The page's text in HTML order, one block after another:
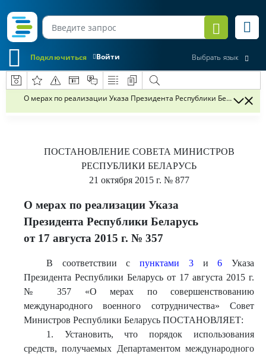
Войти
Подключиться Выбрать язык
О мерах по реализации Указа Президента Республики Беларусь от
ПОСТАНОВЛЕНИЕ СОВЕТА МИНИСТРОВ
РЕСПУБЛИКИ БЕЛАРУСЬ
21 октября 2015 г. № 877
О мерах по реализации Указа
Президента Республики Беларусь
от 17 августа 2015 г. № 357
В соответствии спунктами 3и6 Указа
Президента Республики Беларусь от 17 августа 2015 г.
№ 357 «О мерах по совершенствованию
международного военного сотрудничества» Совет
Министров Республики Беларусь ПОСТАНОВЛЯЕТ:
1. Установить, что порядок использования
средств, получаемых Департаментом международного